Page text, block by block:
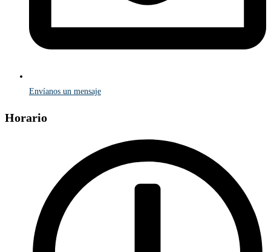
Envíanos un mensaje
Horario